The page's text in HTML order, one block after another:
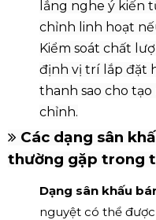
lắng nghe ý kiến
chỉnh linh hoạt
Kiểm soát chất
định vị trí lắp đặt
thanh sao cho
chỉnh.
Các dạng sân
thường gặp trong
Dạng sân khấu
nguyệt có thể